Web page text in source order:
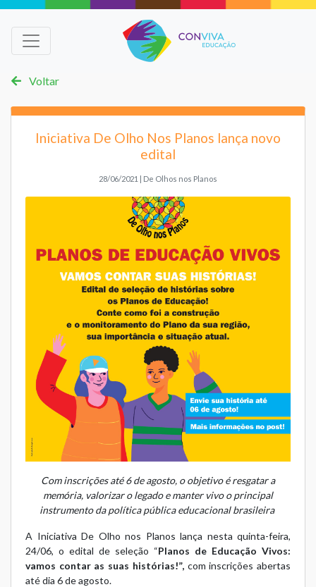
Voltar
Iniciativa De Olho Nos Planos lança novo
edital
28/06/2021 | De Olhos nos Planos
Com inscrições até 6 de agosto, o objetivo é resgatar a
memória, valorizar o legado e manter vivo o principal
instrumento da política pública educacional brasileira
A Iniciativa De Olho nos Planos lança nesta quinta-feira,
24/06, o edital de seleção “Planos de Educação Vivos:
vamos contar as suas histórias!”,com inscrições abertas
até dia 6 de agosto.